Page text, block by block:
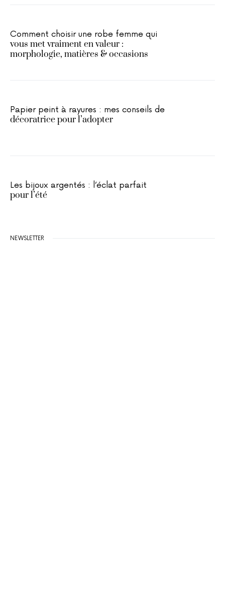
Comment choisir une robe femme qui
vous met vraiment en valeur :
morphologie, matières & occasions
Papier peint à rayures : mes conseils de
décoratrice pour l’adopter
Les bijoux argentés : l’éclat parfait
pour l’été
NEWSLETTER